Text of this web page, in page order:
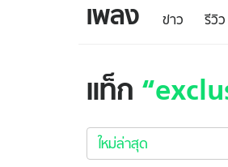
ข่าว
ข่าวบันเทิง
ข่าวเศรษฐกิจ
เพลง ข่าว รีวิว
แท็ก
interview
ใหม่
ใหม่ล่าสุด